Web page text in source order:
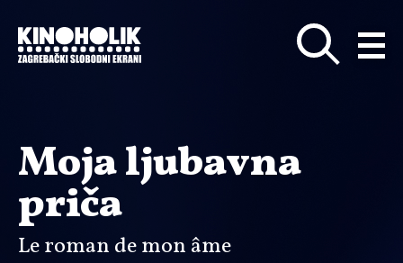
glavni
sadržaj
Moja ljubavna
priča
Le roman de mon âme